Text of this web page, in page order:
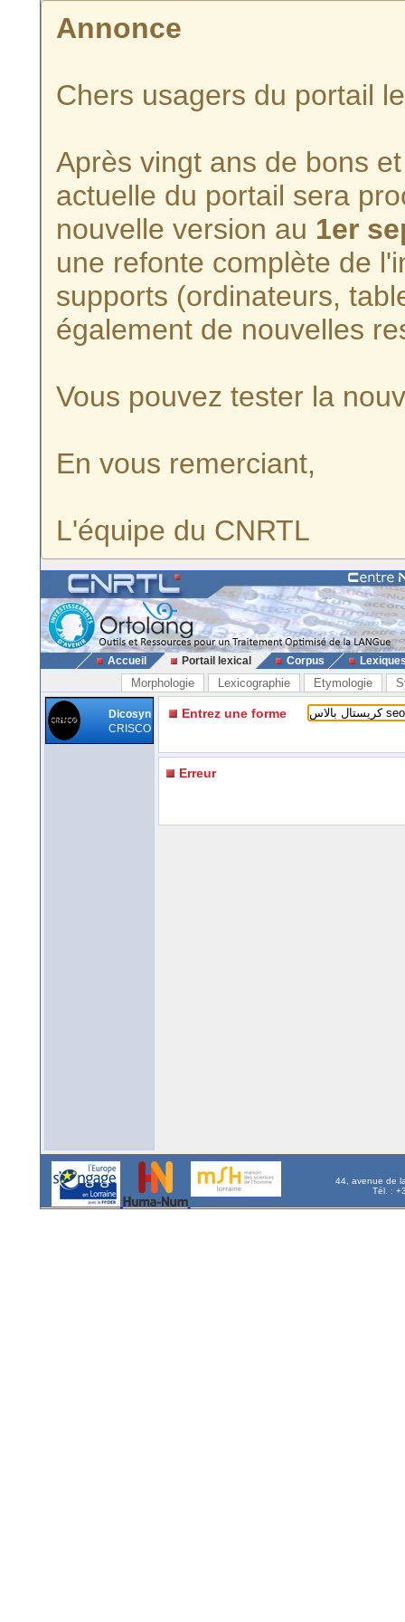
Annonce
Chers usagers du portail
Après vingt ans de bons
actuelle du portail sera
nouvelle version au 1er
une refonte complète de
supports (ordinateurs,
également de nouvelles
Vous pouvez tester la
En vous remerciant,
L'équipe du CNRTL
Accueil Portail lexical Corpus
Morphologie Lexicographie Etymologie
Dicosyn
CRISCO
Entrez une forme
Erreur
44, avenue de
Tél. :